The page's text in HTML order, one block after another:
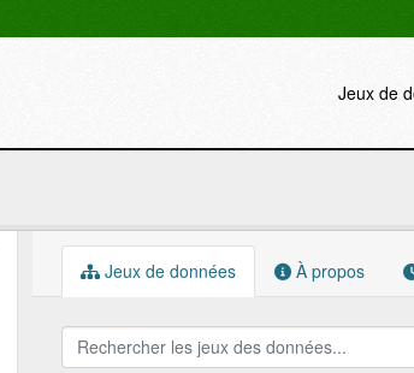
Jeux de
Jeux de données À propos